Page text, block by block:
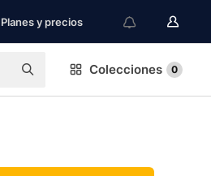
Planes y precios
Colecciones 0